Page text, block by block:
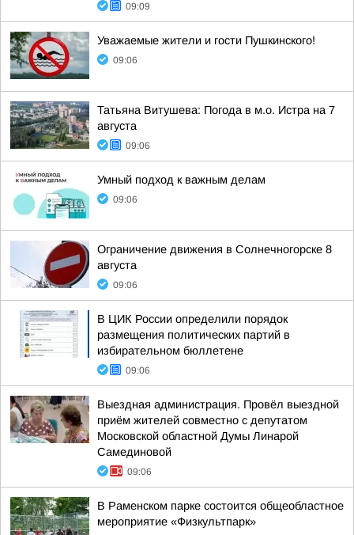
09:09
Уважаемые жители и гости Пушкинского!
09:06
Татьяна Витушева: Погода в м.о. Истра на 7
августа
09:06
Умный подход к важным делам
09:06
Ограничение движения в Солнечногорске 8
августа
09:06
В ЦИК России определили порядок
размещения политических партий в
избирательном бюллетене
09:06
Выездная администрация. Провёл выездной
приём жителей совместно с депутатом
Московской областной Думы Линарой
Самединовой
09:06
В Раменском парке состоится общеобластное
мероприятие «Физкультпарк»